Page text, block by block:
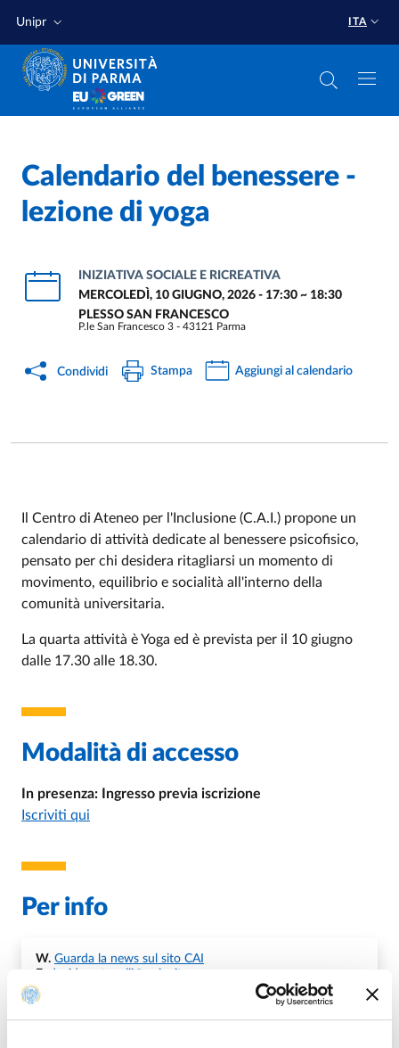
Unipr ITA
Calendario del benessere -
lezione di yoga
INIZIATIVA SOCIALE E RICREATIVA
MERCOLEDÌ, 10 GIUGNO, 2026 - 17:30 ~ 18:30
PLESSO SAN FRANCESCO
P.le San Francesco 3 - 43121 Parma
Condividi Stampa Aggiungi al calendario
Event description
Il Centro di Ateneo per l'Inclusione (C.A.I.) propone un
calendario di attività dedicate al benessere psicofisico,
pensato per chi desidera ritagliarsi un momento di
movimento, equilibrio e socialità all'interno della
comunità universitaria.
La quarta attività è Yoga ed è prevista per il 10 giugno
dalle 17.30 alle 18.30.
Modalità di accesso
In presenza: Ingresso previa iscrizione
Iscriviti qui
Per info
W. Guarda la news sul sito CAI